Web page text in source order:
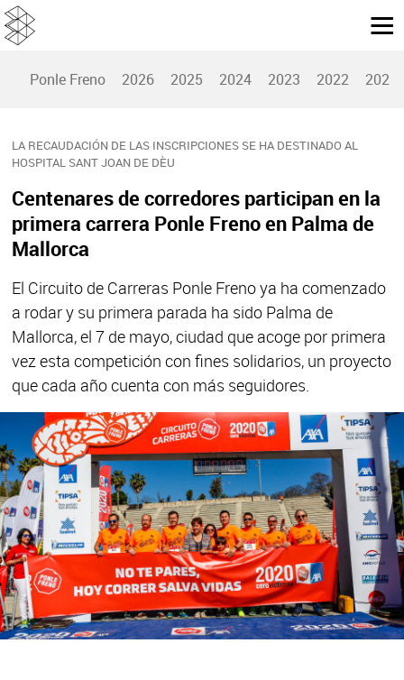
Ponle Freno 2026 2025 2024 2023 2022 2021
LA RECAUDACIÓN DE LAS INSCRIPCIONES SE HA DESTINADO AL
HOSPITAL SANT JOAN DE DÈU
Centenares de corredores participan en la
primera carrera Ponle Freno en Palma de
Mallorca
El Circuito de Carreras Ponle Freno ya ha comenzado
a rodar y su primera parada ha sido Palma de
Mallorca, el 7 de mayo, ciudad que acoge por primera
vez esta competición con fines solidarios, un proyecto
que cada año cuenta con más seguidores.